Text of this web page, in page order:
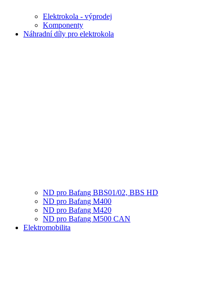
Elektrokola - výprodej
Komponenty
Náhradní díly pro elektrokola
ND pro Bafang BBS01/02, BBS HD
ND pro Bafang M400
ND pro Bafang M420
ND pro Bafang M500 CAN
Elektromobilita